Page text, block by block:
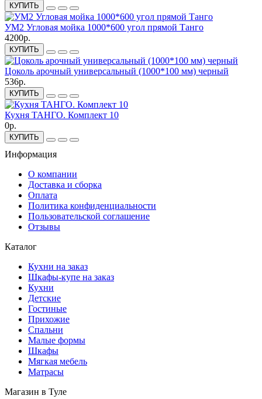
КУПИТЬ
УМ2 Угловая мойка 1000*600 угол прямой Танго
4200р.
КУПИТЬ
Цоколь арочный универсальный (1000*100 мм) черный
536р.
КУПИТЬ
Кухня ТАНГО. Комплект 10
0р.
КУПИТЬ
Информация
О компании
Доставка и сборка
Оплата
Политика конфиденциальности
Пользовательской соглашение
Отзывы
Каталог
Кухни на заказ
Шкафы-купе на заказ
Кухни
Детские
Гостиные
Прихожие
Спальни
Малые формы
Шкафы
Мягкая мебель
Матрасы
Магазин в Туле